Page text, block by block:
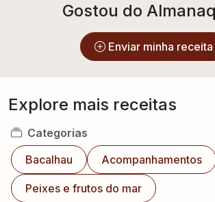
Gostou do
Enviar minha receita
Explore mais receitas
Categorias
Bacalhau
Acompanhamentos
Peixes e frutos do mar